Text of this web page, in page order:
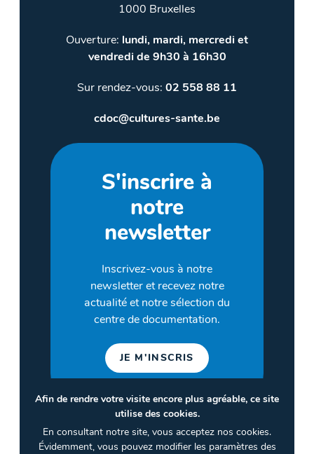
1000 Bruxelles
Ouverture: lundi, mardi, mercredi et
vendredi de 9h30 à 16h30
Sur rendez-vous: 02 558 88 11
cdoc@cultures-sante.be
S'inscrire à
notre
newsletter
Inscrivez-vous à notre
newsletter et recevez notre
actualité et notre sélection du
centre de documentation.
JE M'INSCRIS
Termes et conditions
Afin de rendre votre visite encore plus agréable, ce site
utilise des cookies.
En consultant notre site, vous acceptez nos cookies.
Évidemment, vous pouvez modifier les paramètres des